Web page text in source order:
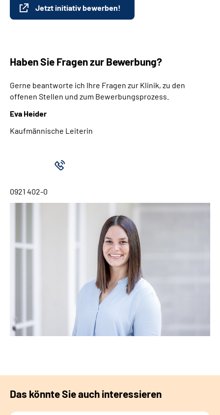
Jetzt initiativ bewerben!
Haben Sie Fragen zur Bewerbung?
Gerne beantworte ich Ihre Fragen zur Klinik, zu den
offenen Stellen und zum Bewerbungsprozess.
Eva Heider
Kaufmännische Leiterin
0921 402-0
Das könnte Sie auch interessieren